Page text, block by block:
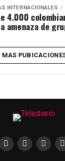
INTERNACIONALES
4.000
amenaza de
MAS